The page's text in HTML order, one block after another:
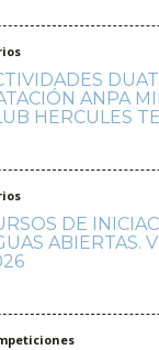
ANPA
HERCULES
DE
ABIERTAS.